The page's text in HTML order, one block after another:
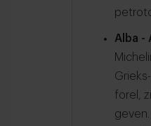
Alba -
forel,